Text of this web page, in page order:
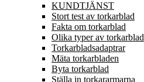
KUNDTJÄNST
Stort test av torkarblad
Fakta om torkarblad
Olika typer av torkarblad
Torkarbladsadaptrar
Mäta torkarbladen
Byta torkarblad
Ställa in torkararmarna